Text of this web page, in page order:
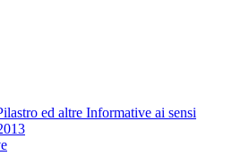
ed altre Informative ai sensi